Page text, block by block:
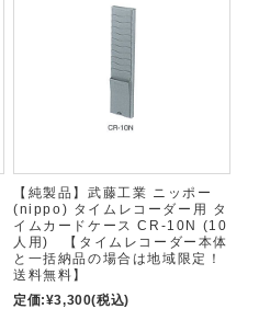
【純製品】武藤工業 ニッポー
(nippo) タイムレコーダー用 タ
イムカードケース CR-10N (10
人用) 【タイムレコーダー本体
と一括納品の場合は地域限定！
送料無料】
定価:¥3,300(税込)